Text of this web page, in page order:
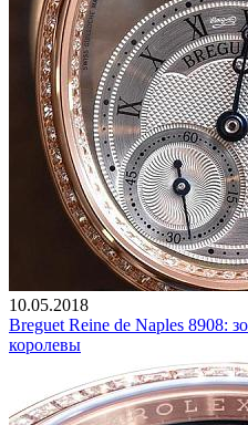
10.05.2018
Breguet Reine de Naples 8908:
королевы